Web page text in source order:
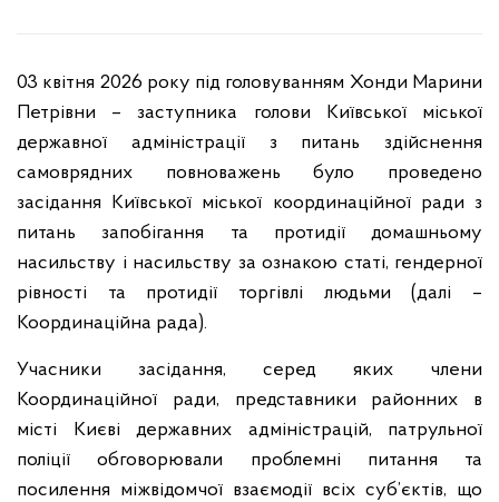
03 квітня 2026 року під головуванням Хонди Марини
Петрівни – заступника голови Київської міської
державної адміністрації з питань здійснення
самоврядних повноважень було проведено
засідання Київської міської координаційної ради з
питань запобігання та протидії домашньому
насильству і насильству за ознакою статі, гендерної
рівності та протидії торгівлі людьми (далі –
Координаційна рада).
Учасники засідання, серед яких члени
Координаційної ради, представники районних в
місті Києві державних адміністрацій, патрульної
поліції обговорювали проблемні питання та
посилення міжвідомчої взаємодії всіх суб’єктів, що